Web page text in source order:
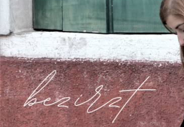
https://bezirzt.de/zolpidem-kaufen-deutschland.html